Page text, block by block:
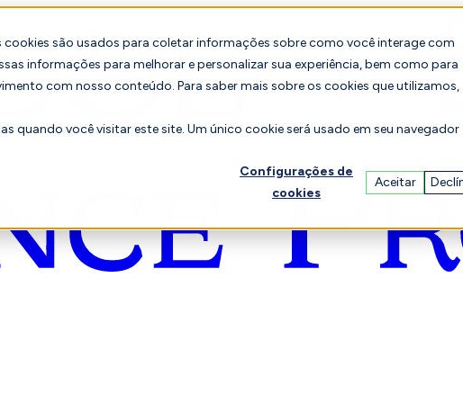
são usados para coletar informações sobre como você interage com
informações para melhorar e personalizar sua experiência, bem como para
com nosso conteúdo. Para saber mais sobre os cookies que utilizamos,
quando você visitar este site. Um único cookie será usado em seu navegador
Configurações de
cookies
Aceitar